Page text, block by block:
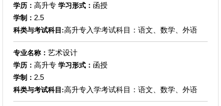
学历： 高升专 学习形式： 函授
学制： 2.5
科类与考试科目:高升专入学考试科目：语文、数学、外语
专业名称： 艺术设计
学历： 高升专 学习形式： 函授
学制： 2.5
科类与考试科目:高升专入学考试科目：语文、数学、外语